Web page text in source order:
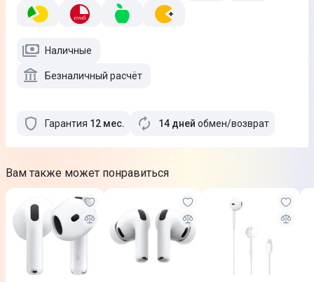
Наличные
Безналичный расчёт
Гарантия 12 мес. 14 дней обмен/возврат
Вам также может понравиться